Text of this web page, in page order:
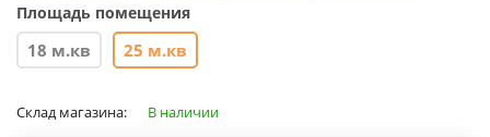
Площадь помещения
18 м.кв 25 м.кв
Склад магазина: В наличии